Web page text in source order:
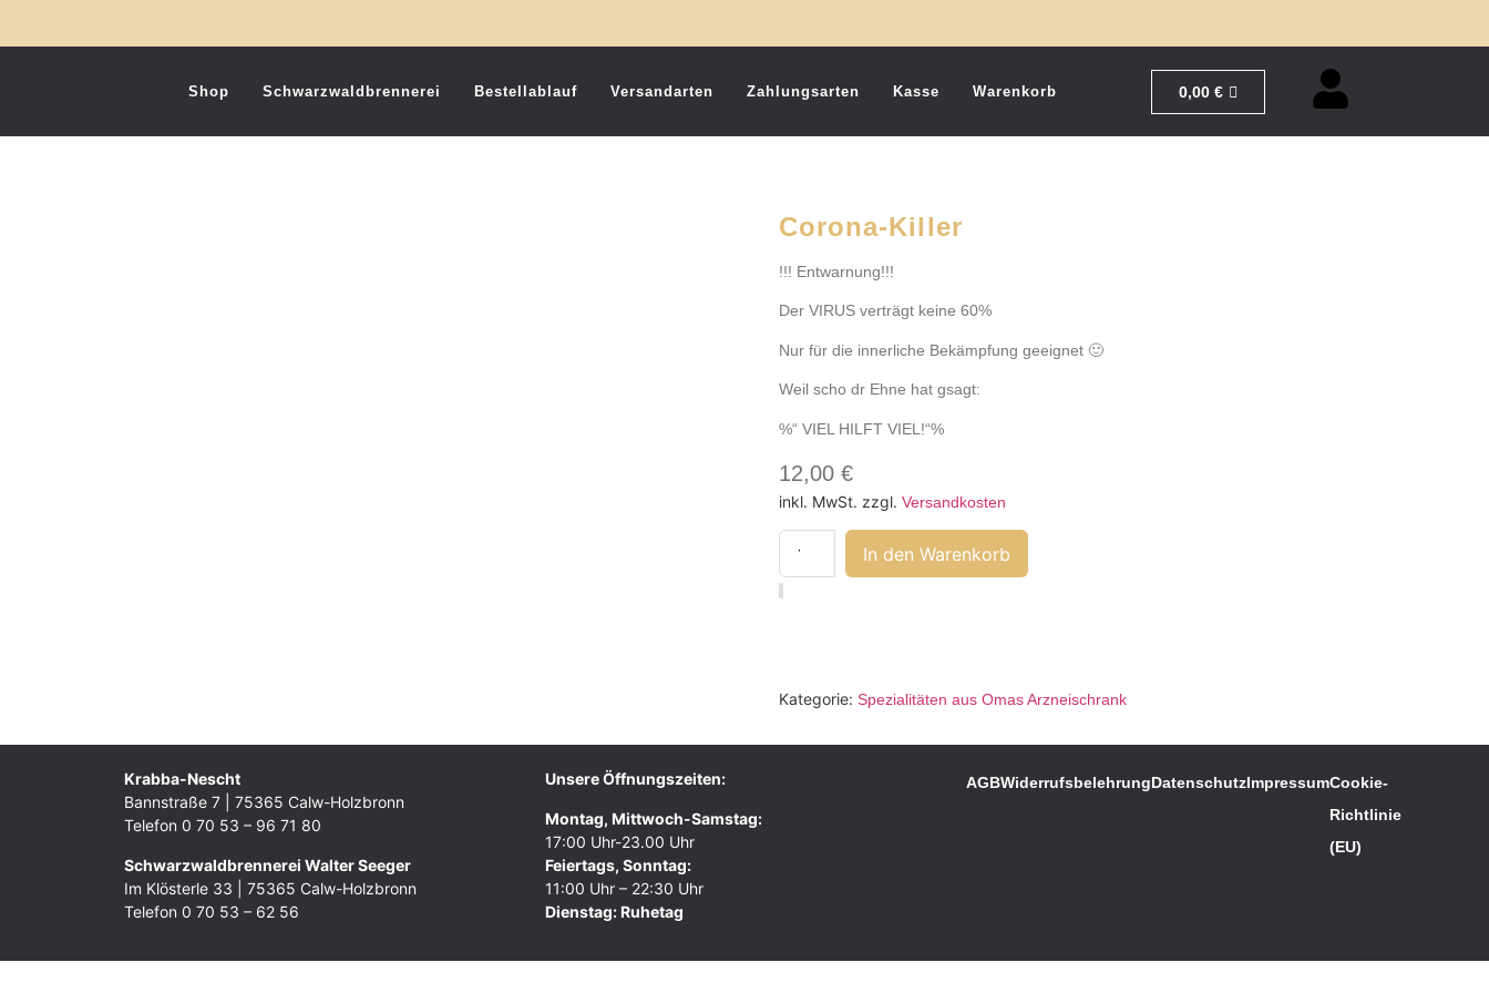
Shop Schwarzwaldbrennerei Bestellablauf Versandarten Zahlungsarten Kasse Warenkorb 0,00€
Corona-Killer
!!! Entwarnung!!!
Der VIRUS verträgt keine 60%
Nur für die innerliche Bekämpfung geeignet 🙂
Weil scho dr Ehne hat gsagt:
%“ VIEL HILFT VIEL!“%
12,00 €
inkl. MwSt. zzgl. Versandkosten
In den Warenkorb
Kategorie: Spezialitäten aus Omas Arzneischrank
Krabba-Nescht
Bannstraße 7 | 75365 Calw-Holzbronn
Telefon 0 70 53 – 96 71 80
Schwarzwaldbrennerei Walter Seeger
Im Klösterle 33 | 75365 Calw-Holzbronn
Telefon 0 70 53 – 62 56
Unsere Öffnungszeiten:
Montag, Mittwoch-Samstag:
17:00 Uhr-23.00 Uhr
Feiertags, Sonntag:
11:00 Uhr – 22:30 Uhr
Dienstag: Ruhetag
AGBWiderrufsbelehrungDatenschutzImpressumCookie-
Richtlinie
(EU)